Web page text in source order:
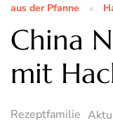
aus der Pfanne
China
mit
Rezeptfamilie